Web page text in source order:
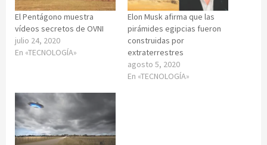
El Pentágono muestra
vídeos secretos de OVNI
julio 24, 2020
En «TECNOLOGÍA»
Elon Musk afirma que las
pirámides egipcias fueron
construidas por
extraterrestres
agosto 5, 2020
En «TECNOLOGÍA»